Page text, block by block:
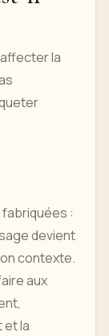
la
:
devient
contexte.
aux
et la